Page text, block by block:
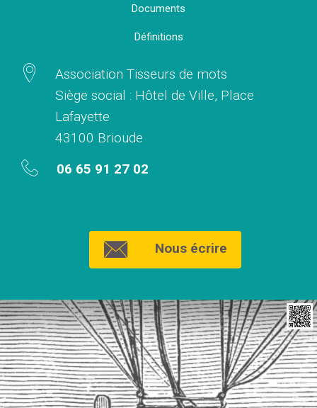
Documents
Définitions
Association Tisseurs de mots
Siège social : Hôtel de Ville, Place
Lafayette
43100 Brioude
06 65 91 27 02
Nous écrire